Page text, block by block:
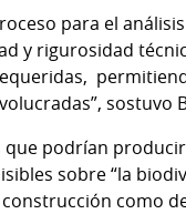
para el
y rigurosidad
sostuvo
podrían
sobre “la
como